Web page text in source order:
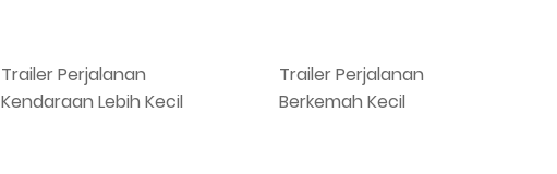
Trailer Perjalanan
Kendaraan Lebih Kecil
Trailer Perjalanan
Berkemah Kecil